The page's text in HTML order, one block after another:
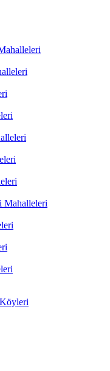
Mahalleleri